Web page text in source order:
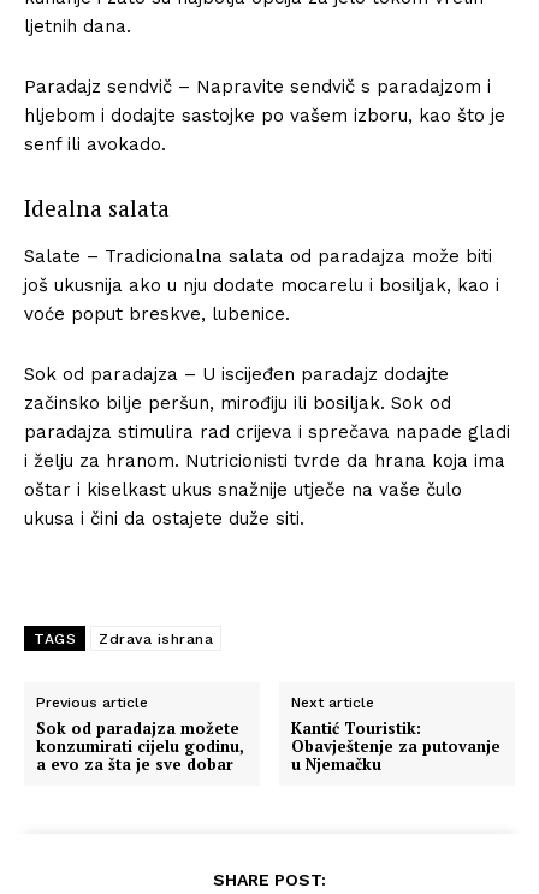
ljetnih dana.
Paradajz sendvič – Napravite sendvič s paradajzom i
hljebom i dodajte sastojke po vašem izboru, kao što je
senf ili avokado.
Idealna salata
Salate – Tradicionalna salata od paradajza može biti
još ukusnija ako u nju dodate mocarelu i bosiljak, kao i
voće poput breskve, lubenice.
Sok od paradajza – U iscijeđen paradajz dodajte
začinsko bilje peršun, mirođiju ili bosiljak. Sok od
paradajza stimulira rad crijeva i sprečava napade gladi
i želju za hranom. Nutricionisti tvrde da hrana koja ima
oštar i kiselkast ukus snažnije utječe na vaše čulo
ukusa i čini da ostajete duže siti.
TAGS Zdrava ishrana
Previous article
Sok od paradajza možete
konzumirati cijelu godinu,
a evo za šta je sve dobar
Next article
Kantić Touristik:
Obavještenje za putovanje
u Njemačku
SHARE POST: